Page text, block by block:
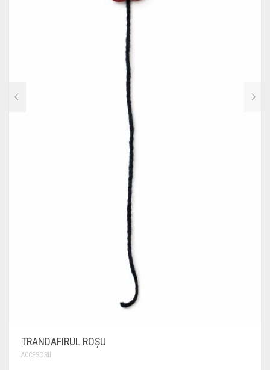
TRANDAFIRUL ROȘU
ACCESORII